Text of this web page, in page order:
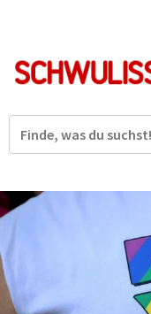
Suche